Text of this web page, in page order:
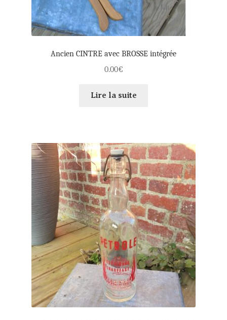
Ancien CINTRE avec BROSSE intégrée
0.00€
Lire la suite